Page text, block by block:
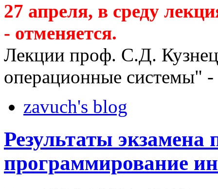
27 апреля, в среду
- отменяется.
Лекции проф. С.Д.
операционные системы" -
zavuch's blog
Результаты экзамена
программирование